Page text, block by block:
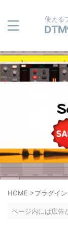
使える
HOME >プラグイン
ページ内には広告